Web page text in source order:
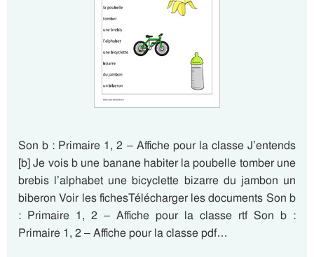
Son b : Primaire 1, 2 – Affiche pour la classe J’entends
[b] Je vois b une banane habiter la poubelle tomber une
brebis l’alphabet une bicyclette bizarre du jambon un
biberon Voir les fichesTélécharger les documents Son b
: Primaire 1, 2 – Affiche pour la classe rtf Son b :
Primaire 1, 2 – Affiche pour la classe pdf…